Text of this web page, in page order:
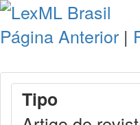
Página Anterior |
Tipo